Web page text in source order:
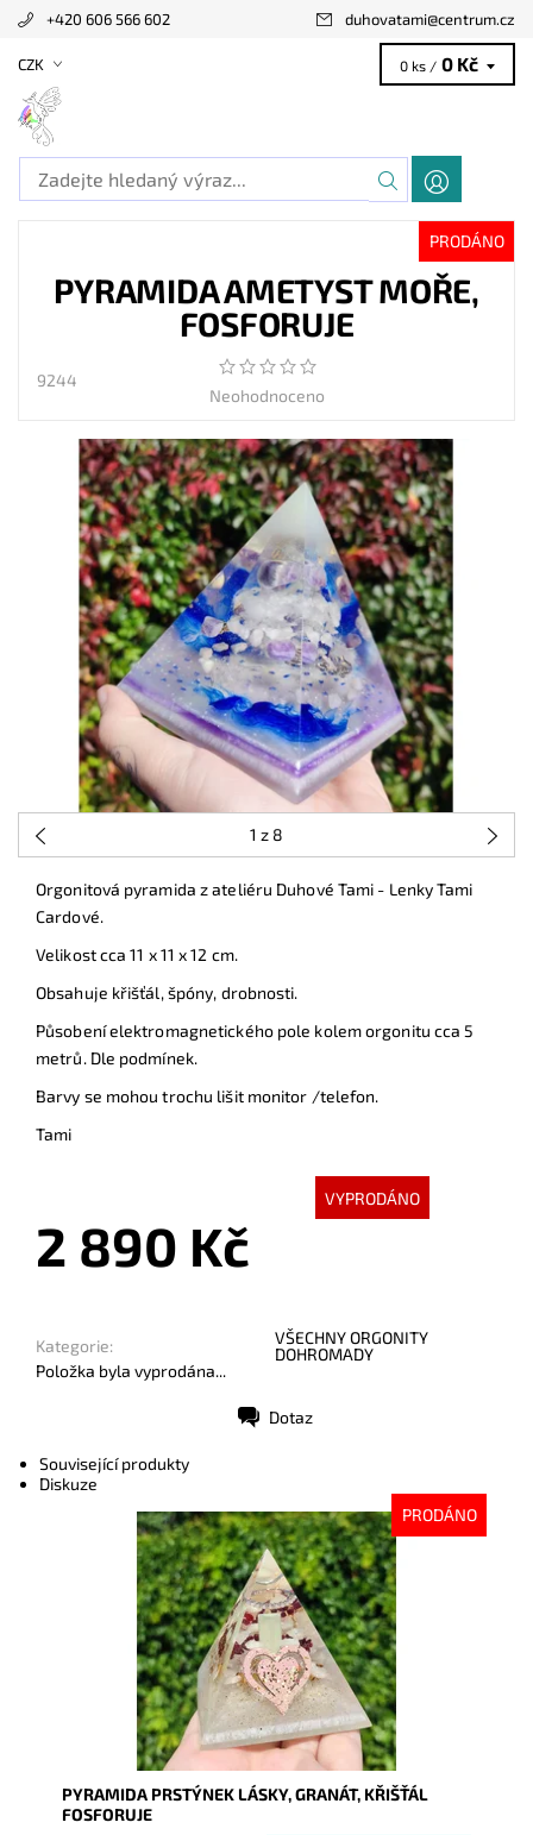
+420 606 566 602 duhovatami@centrum.cz
CZK 0 ks / 0 Kč
PRODÁNO
PYRAMIDA AMETYST MOŘE,
FOSFORUJE
9244
Neohodnoceno
1 z 8
Orgonitová pyramida z ateliéru Duhové Tami - Lenky Tami
Cardové.
Velikost cca 11 x 11 x 12 cm.
Obsahuje křišťál, špóny, drobnosti.
Působení elektromagnetického pole kolem orgonitu cca 5
metrů. Dle podmínek.
Barvy se mohou trochu lišit monitor /telefon.
Tami
VYPRODÁNO
2 890 Kč
Kategorie:
VŠECHNY ORGONITY
DOHROMADY
Položka byla vyprodána...
Dotaz
Související produkty
Diskuze
PRODÁNO
Dostupnost:
Vyprodáno
9205
PYRAMIDA PRSTÝNEK LÁSKY, GRANÁT, KŘIŠŤÁL
FOSFORUJE